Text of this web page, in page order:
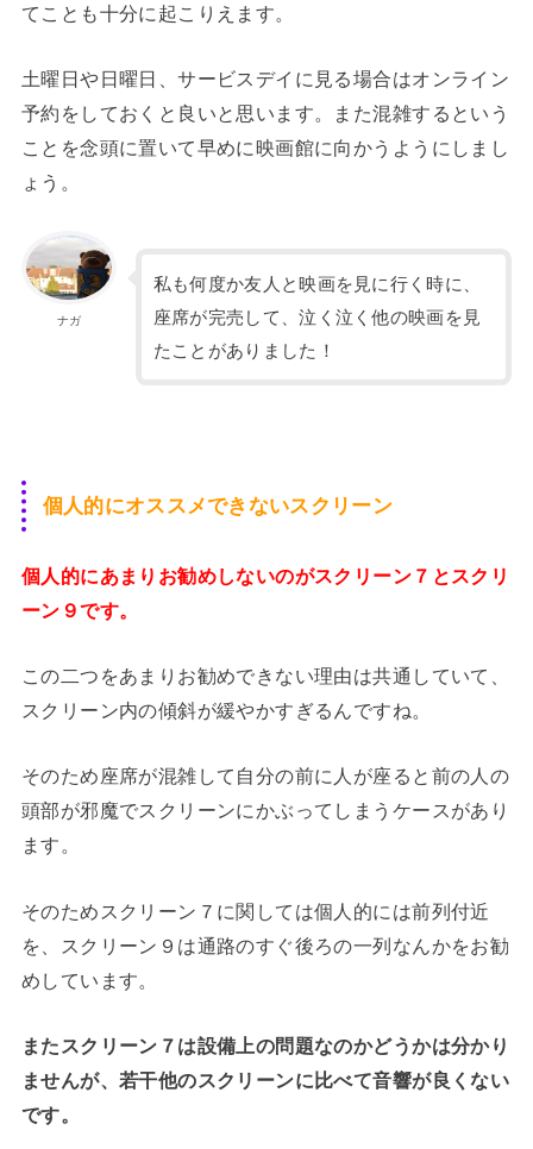
てことも十分に起こりえます。
土曜日や日曜日、サービスデイに見る場合はオンライン
予約をしておくと良いと思います。また混雑するという
ことを念頭に置いて早めに映画館に向かうようにしまし
ょう。
ナガ
私も何度か友人と映画を見に行く時に、
座席が完売して、泣く泣く他の映画を見
たことがありました！
個人的にオススメできないスクリーン
個人的にあまりお勧めしないのがスクリーン７とスクリ
ーン９です。
この二つをあまりお勧めできない理由は共通していて、
スクリーン内の傾斜が緩やかすぎるんですね。
そのため座席が混雑して自分の前に人が座ると前の人の
頭部が邪魔でスクリーンにかぶってしまうケースがあり
ます。
そのためスクリーン７に関しては個人的には前列付近
を、スクリーン９は通路のすぐ後ろの一列なんかをお勧
めしています。
またスクリーン７は設備上の問題なのかどうかは分かり
ませんが、若干他のスクリーンに比べて音響が良くない
です。